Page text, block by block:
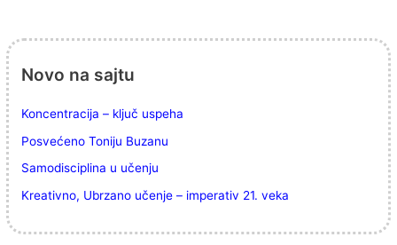
Novo na sajtu
Koncentracija – ključ uspeha
Posvećeno Toniju Buzanu
Samodisciplina u učenju
Kreativno, Ubrzano učenje – imperativ 21. veka